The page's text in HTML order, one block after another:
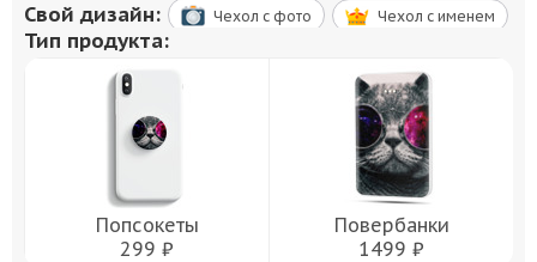
Свой дизайн: Чехол c фото Чехол c именем
Тип продукта:
Попсокеты
299 ₽
Повербанки
1499 ₽